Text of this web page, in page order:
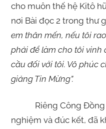
cho muôn thế hệ Kitô
nơi Bài đọc 2 trong thư
em thân mến, nếu tôi
phải để làm cho tôi vinh
cầu đối với tôi. Vô phúc
giảng Tin Mừng”.
Riêng Công Đồng
nghiệm và đúc kết, đã